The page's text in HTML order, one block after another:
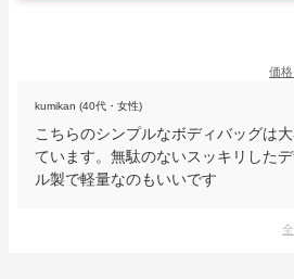
価
kumikan (40代・女性)
こちらのシンプルなボディバッグは
ています。無駄のないスッキリした
ル製で軽量なのもいいです